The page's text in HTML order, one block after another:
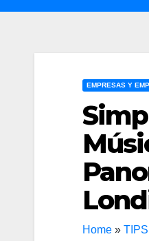
EMPRESAS Y
Home »